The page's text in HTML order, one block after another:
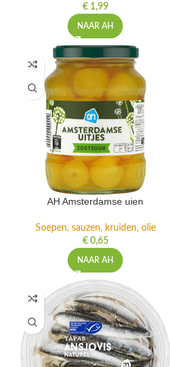
€1,99
NAAR AH
AH Amsterdamse uien
Soepen, sauzen, kruiden, olie
€0,65
NAAR AH